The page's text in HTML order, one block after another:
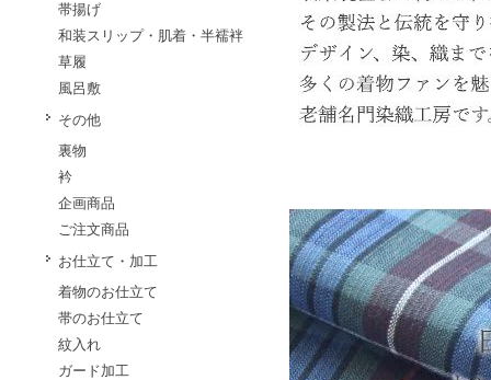
帯揚げ
和装スリップ・肌着・半襦袢
草履
風呂敷
その他
裏物
衿
企画商品
ご注文商品
お仕立て・加工
着物のお仕立て
帯のお仕立て
紋入れ
ガード加工